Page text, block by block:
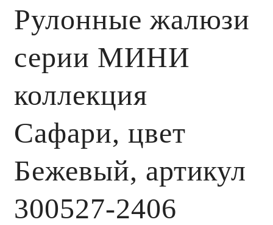
Рулонные жалюзи
серии МИНИ
коллекция
Сафари, цвет
Бежевый, артикул
300527-2406